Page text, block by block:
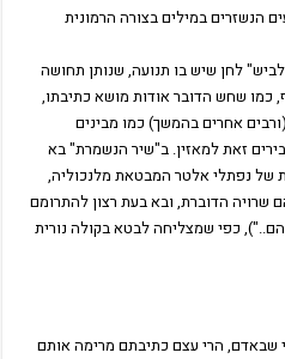
הנשזרים במילים בצורה הרמונית
לחן שיש בו תנועה, שנותן תחושה
כמו שחש הדובר אודות מושא כתיבתו,
אחרים בהמשך) כמו מבינים
זאת למאזין. ב"שיר הנשמרת" בא
של נפתלי אלטר המבטאת מלנכוליה,
שרויה הדוברת, ובא בעת רצון להתרומם
כפי שמצליחה לבטא בקולה נורית
שבאדם, הרי עצם כתיבתם מרימה אותם